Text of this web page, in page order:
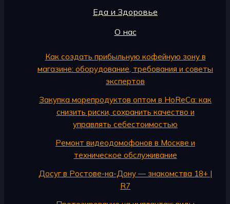
Еда и Здоровье
О нас
Как создать прибыльную кофейную зону в
магазине: оборудование, требования и советы
экспертов
Закупка морепродуктов оптом в HoReCa: как
снизить риски, сохранить качество и
управлять себестоимостью
Ремонт видеодомофонов в Москве и
техническое обслуживание
Досуг в Ростове-на-Дону — знакомства 18+ |
R7